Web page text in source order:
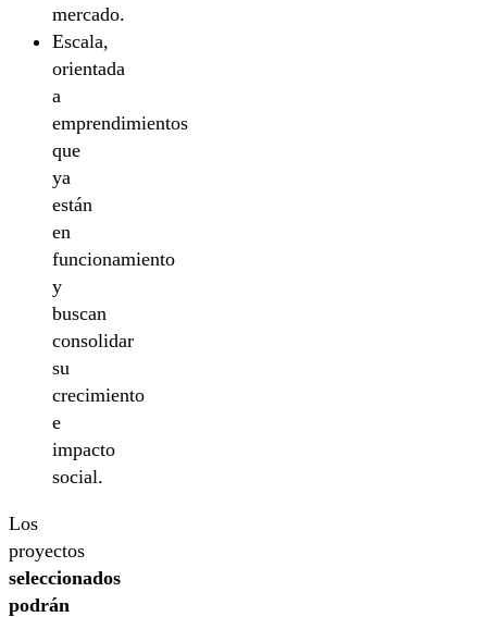
mercado.
Escala,
orientada
a
emprendimientos
que
ya
están
en
funcionamiento
y
buscan
consolidar
su
crecimiento
e
impacto
social.
Los
proyectos
seleccionados
podrán